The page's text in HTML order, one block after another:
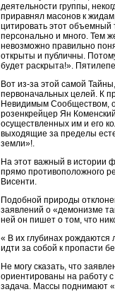
деятельности группы,
приравнял масонов к
цитировать этот объемный
персонально и много. Тем
невозможно правильно
открыты и публичны.
будет раскрыта!».
Вот из-за этой самой
первоначальных целей. К
Невидимым Сообществом,
розенкрейцер Ян
осуществленных им и его
выходящие за пределы
земли»!.
На этот важный в истории
прямо противоположного
Висенти.
Подобной природы
заявлений о «демонизме
ней он пишет о том, что
« В их глубинах
идти за собой к пропасти
Не могу сказать, что
ориентированы на работу
задача. Массы поднимают